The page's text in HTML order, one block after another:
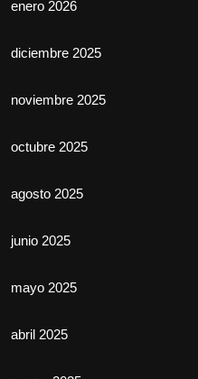
enero 2026
diciembre 2025
noviembre 2025
octubre 2025
agosto 2025
junio 2025
mayo 2025
abril 2025